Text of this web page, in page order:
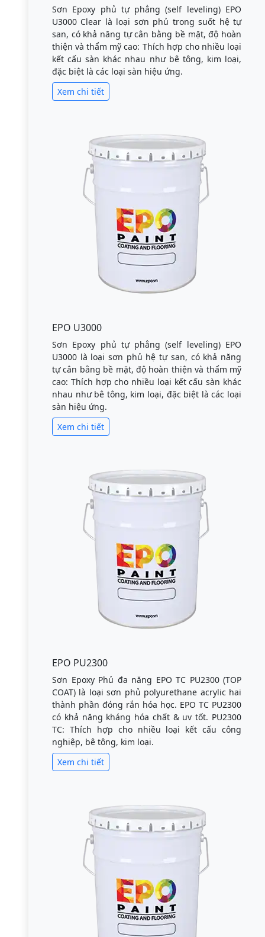
Sơn Epoxy phủ tự phẳng (self leveling) EPO
U3000 Clear là loại sơn phủ trong suốt hệ tự
san, có khả năng tự cân bằng bề mặt, độ hoàn
thiện và thẩm mỹ cao: Thích hợp cho nhiều loại
kết cấu sàn khác nhau như bê tông, kim loại,
đặc biệt là các loại sàn hiệu ứng.
Xem chi tiết
EPO U3000
Sơn Epoxy phủ tự phẳng (self leveling) EPO
U3000 là loại sơn phủ hệ tự san, có khả năng
tự cân bằng bề mặt, độ hoàn thiện và thẩm mỹ
cao: Thích hợp cho nhiều loại kết cấu sàn khác
nhau như bê tông, kim loại, đặc biệt là các loại
sàn hiệu ứng.
Xem chi tiết
EPO PU2300
Sơn Epoxy Phủ đa năng EPO TC PU2300 (TOP
COAT) là loại sơn phủ polyurethane acrylic hai
thành phần đóng rắn hóa học. EPO TC PU2300
có khả năng kháng hóa chất & uv tốt. PU2300
TC: Thích hợp cho nhiều loại kết cấu công
nghiệp, bê tông, kim loại.
Xem chi tiết